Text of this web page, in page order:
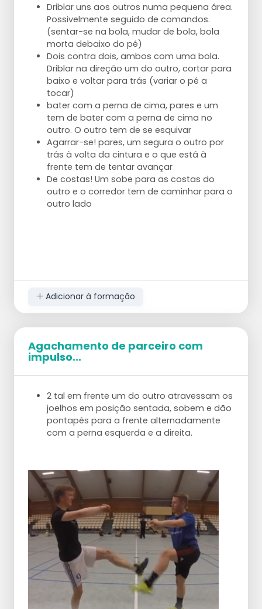
pode fazer dois campos)
Um dos lados tem a bola e joga para o
outro lado.
Começa então o 1 contra 1.
Uma das equipas deve atacar e a outra
defender.
Só é permitido rematar à baliza com os
peões.
Se a equipa defensora retirar a bola, os
papéis invertem-se.
Ao jogar este jogo rápido, pratica-se o
passe, a receção, o ataque e a defesa.
Mas também os passes rápidos e a
perspicácia.
Driblar uns aos outros numa pequena área.
Possivelmente seguido de comandos.
(sentar-se na bola, mudar de bola, bola
morta debaixo do pé)
Dois contra dois, ambos com uma bola.
Driblar na direção um do outro, cortar para
baixo e voltar para trás (variar o pé a
tocar)
bater com a perna de cima, pares e um
tem de bater com a perna de cima no
outro. O outro tem de se esquivar
Agarrar-se! pares, um segura o outro por
trás à volta da cintura e o que está à
frente tem de tentar avançar
De costas! Um sobe para as costas do
outro e o corredor tem de caminhar para o
outro lado
Adicionar à formação
Agachamento de parceiro com
impulso...
2 tal em frente um do outro atravessam os
joelhos em posição sentada, sobem e dão
pontapés para a frente alternadamente
com a perna esquerda e a direita.